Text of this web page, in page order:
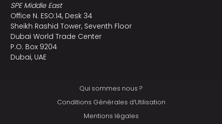
SPE Middle East
Office N. ESO:14, Desk 34
Sheikh Rashid Tower, Seventh Floor
Dubai World Trade Center
P.O. Box 9204
Dubai, UAE
Qui sommes nous ?
Conditions Générales d’Utilisation
Mentions légales